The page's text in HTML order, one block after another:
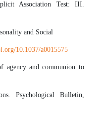
Association Test: III.
and Social
10.1037/a0015575
agency and communion to
Psychological Bulletin,